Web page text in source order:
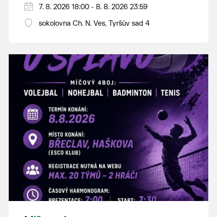
PÁTEK 7. srpna
18:00 - ruční stavění máje
14:00 - krojový průvod pro stárky od
hostince “U Buvola”
16:00 - odpolední zábava na sokolovně
21:00 - večerní zábava
K tanci a poslechu bude hrát DH
Lanžhotčané.
Těšíme se na Vás!
7. 8. 2026 18:00 - 8. 8. 2026 23:59
sokolovna Ch. N. Ves, Tyršův sad 4